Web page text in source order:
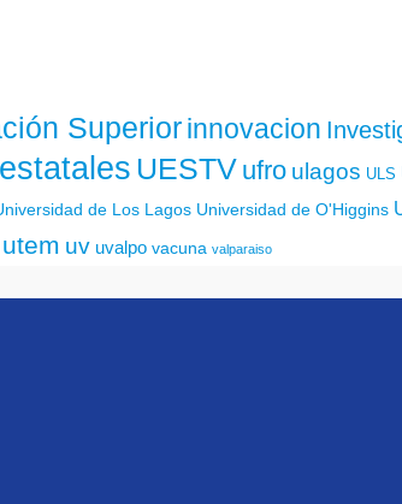
Superiorinnovacion
UESTV ufro ulagos ULS
de Los Lagos Universidad de O'Higgins
utem uv uvalpo vacuna valparaiso